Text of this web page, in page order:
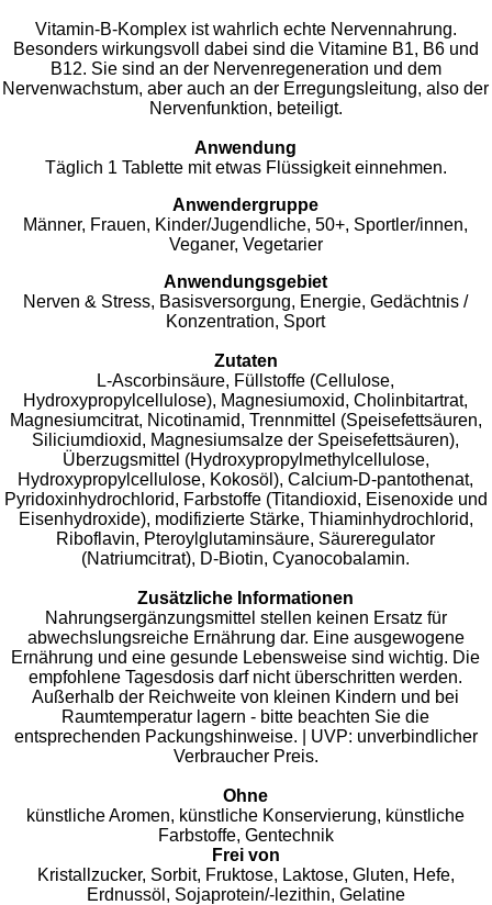
Vitamin-B-Komplex ist wahrlich echte Nervennahrung.
Besonders wirkungsvoll dabei sind die Vitamine B1, B6 und
B12. Sie sind an der Nervenregeneration und dem
Nervenwachstum, aber auch an der Erregungsleitung, also der
Nervenfunktion, beteiligt.
Anwendung
Täglich 1 Tablette mit etwas Flüssigkeit einnehmen.
Anwendergruppe
Männer, Frauen, Kinder/Jugendliche, 50+, Sportler/innen,
Veganer, Vegetarier
Anwendungsgebiet
Nerven & Stress, Basisversorgung, Energie, Gedächtnis /
Konzentration, Sport
Zutaten
L-Ascorbinsäure, Füllstoffe (Cellulose,
Hydroxypropylcellulose), Magnesiumoxid, Cholinbitartrat,
Magnesiumcitrat, Nicotinamid, Trennmittel (Speisefettsäuren,
Siliciumdioxid, Magnesiumsalze der Speisefettsäuren),
Überzugsmittel (Hydroxypropylmethylcellulose,
Hydroxypropylcellulose, Kokosöl), Calcium-D-pantothenat,
Pyridoxinhydrochlorid, Farbstoffe (Titandioxid, Eisenoxide und
Eisenhydroxide), modifizierte Stärke, Thiaminhydrochlorid,
Riboflavin, Pteroylglutaminsäure, Säureregulator
(Natriumcitrat), D-Biotin, Cyanocobalamin.
Zusätzliche Informationen
Nahrungsergänzungsmittel stellen keinen Ersatz für
abwechslungsreiche Ernährung dar. Eine ausgewogene
Ernährung und eine gesunde Lebensweise sind wichtig. Die
empfohlene Tagesdosis darf nicht überschritten werden.
Außerhalb der Reichweite von kleinen Kindern und bei
Raumtemperatur lagern - bitte beachten Sie die
entsprechenden Packungshinweise. | UVP: unverbindlicher
Verbraucher Preis.
Ohne
künstliche Aromen, künstliche Konservierung, künstliche
Farbstoffe, Gentechnik
Frei von
Kristallzucker, Sorbit, Fruktose, Laktose, Gluten, Hefe,
Erdnussöl, Sojaprotein/-lezithin, Gelatine